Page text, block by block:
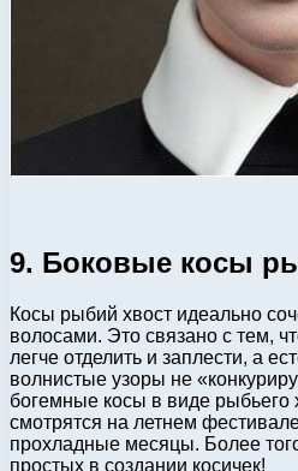
9. Боковые косы
Косы рыбий хвост идеально
волосами. Это связано с тем,
легче отделить и заплести, а
волнистые узоры не
богемные косы в виде рыбьего
смотрятся на летнем
прохладные месяцы. Более
простых в создании косичек!